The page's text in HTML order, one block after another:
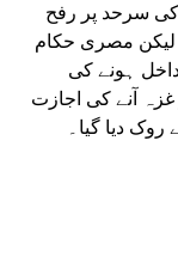
کی سرحد پر رفح
لیکن مصری حکام
داخل ہونے کی
غزہ آنے کی اجازت
دیا گیا۔